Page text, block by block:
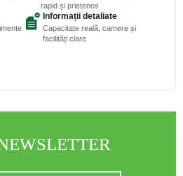
rapid și prietenos
Informații detaliate
Capacitate reală, camere și
facilități clare